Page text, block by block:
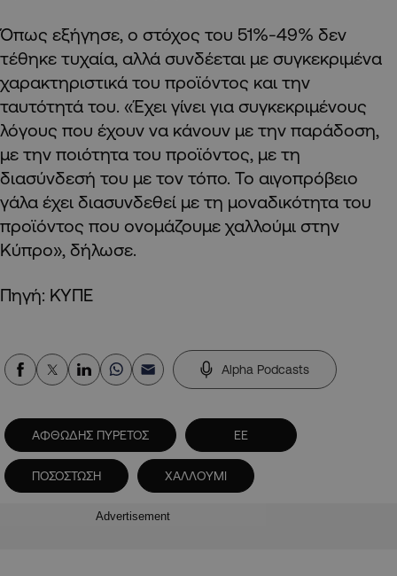
Όπως εξήγησε, ο στόχος του 51%-49% δεν
τέθηκε τυχαία, αλλά συνδέεται με συγκεκριμένα
χαρακτηριστικά του προϊόντος και την
ταυτότητά του. «Έχει γίνει για συγκεκριμένους
λόγους που έχουν να κάνουν με την παράδοση,
με την ποιότητα του προϊόντος, με τη
διασύνδεσή του με τον τόπο. Το αιγοπρόβειο
γάλα έχει διασυνδεθεί με τη μοναδικότητα του
προϊόντος που ονομάζουμε χαλλούμι στην
Κύπρο», δήλωσε.
Πηγή: ΚΥΠΕ
Alpha Podcasts
ΑΦΘΩΔΗΣ ΠΥΡΕΤΟΣ ΕΕ
ΠΟΣΟΣΤΩΣΗ ΧΑΛΛΟΥΜΙ
Advertisement